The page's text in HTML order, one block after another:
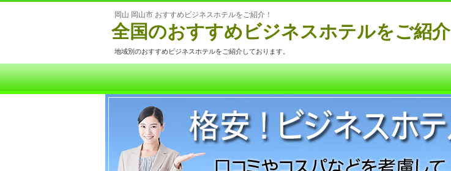
岡山 岡山市 おすすめビジネスホテルをご紹介！
全国のおすすめビジネスホテルをご紹介
地域別のおすすめビジネスホテルをご紹介しております。